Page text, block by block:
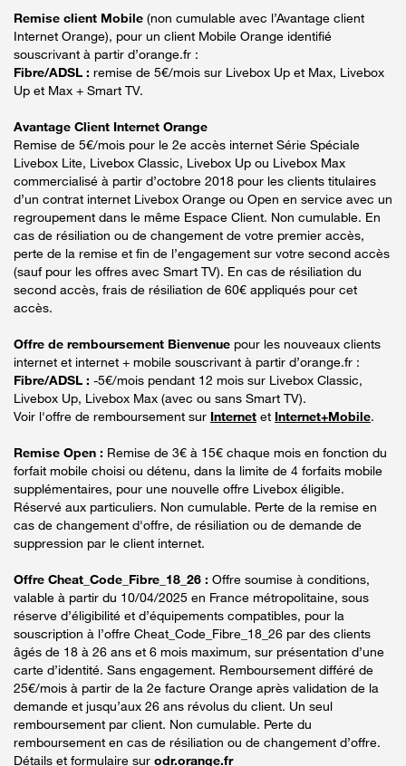
Remise client Mobile (non cumulable avec l’Avantage client
Internet Orange), pour un client Mobile Orange identifié
souscrivant à partir d’orange.fr :
Fibre/ADSL : remise de 5€/mois sur Livebox Up et Max, Livebox
Up et Max + Smart TV.
Avantage Client Internet Orange
Remise de 5€/mois pour le 2e accès internet Série Spéciale
Livebox Lite, Livebox Classic, Livebox Up ou Livebox Max
commercialisé à partir d’octobre 2018 pour les clients titulaires
d’un contrat internet Livebox Orange ou Open en service avec un
regroupement dans le même Espace Client. Non cumulable. En
cas de résiliation ou de changement de votre premier accès,
perte de la remise et fin de l’engagement sur votre second accès
(sauf pour les offres avec Smart TV). En cas de résiliation du
second accès, frais de résiliation de 60€ appliqués pour cet
accès.
Offre de remboursement Bienvenue pour les nouveaux clients
internet et internet + mobile souscrivant à partir d’orange.fr :
Fibre/ADSL : -5€/mois pendant 12 mois sur Livebox Classic,
Livebox Up, Livebox Max (avec ou sans Smart TV).
Voir l'offre de remboursement sur Internet et Internet+Mobile.
Remise Open : Remise de 3€ à 15€ chaque mois en fonction du
forfait mobile choisi ou détenu, dans la limite de 4 forfaits mobile
supplémentaires, pour une nouvelle offre Livebox éligible.
Réservé aux particuliers. Non cumulable. Perte de la remise en
cas de changement d'offre, de résiliation ou de demande de
suppression par le client internet.
Offre Cheat_Code_Fibre_18_26 : Offre soumise à conditions,
valable à partir du 10/04/2025 en France métropolitaine, sous
réserve d’éligibilité et d’équipements compatibles, pour la
souscription à l’offre Cheat_Code_Fibre_18_26 par des clients
âgés de 18 à 26 ans et 6 mois maximum, sur présentation d’une
carte d’identité. Sans engagement. Remboursement différé de
25€/mois à partir de la 2e facture Orange après validation de la
demande et jusqu’aux 26 ans révolus du client. Un seul
remboursement par client. Non cumulable. Perte du
remboursement en cas de résiliation ou de changement d’offre.
Détails et formulaire sur odr.orange.fr